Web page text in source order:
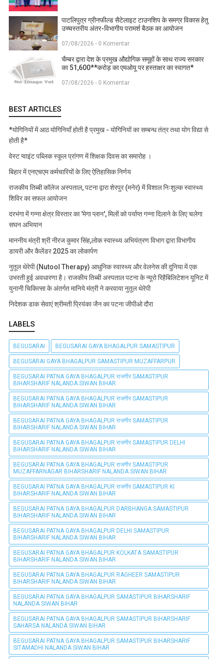
पाटलिपुत्र ग्रीनफील्ड सैटेलाइट टाउनशिप के समग्र विकास हेतु
उच्चस्तरीय अंतर-विभागीय परामर्श बैठक का आयोजन
07/08/2026 - 0 Komentar
चैम्बर द्वारा देश के प्रमुख औद्योगिक समूहों के साथ राज्य सरकार
का 51,600**करोड़ का एमओयू पर हस्ताक्षर का स्वागत*
07/08/2026 - 0 Komentar
BEST ARTICLES
*योगिनियों में आठ योगिनियाँ होती है प्रमुख - योगिनियों का सम्बन्ध तंत्र तथा योग विद्या से
होती है*
वेस्ट प्वाइंट पब्लिक स्कूल प्रांगण में शिक्षक दिवस का समारोह ।
बिहार में एनएचएम कर्मचारियों के लिए ऐतिहासिक निर्णय
राजकीय तिब्बी कॉलेज अस्पताल, पटना द्वारा शेरपुर (मनेर) में विशाल निःशुल्क स्वास्थ्य
शिविर का सफल आयोजन
दरभंगा में गन्ना क्षेत्र विस्तार का 'मेगा प्लान', मिलों को पर्याप्त गन्ना दिलाने के लिए चलेगा
सघन अभियान
माननीय मंत्री श्री नीरज कुमार सिंह,लोक स्वास्थ्य अभियंत्रण विभाग द्वारा विभागीय
डायरी और कैलेंडर 2025 का लोकार्पण
नुतूल थेरेपी (Nutool Therapy) आधुनिक स्वास्थ्य और वेलनेस की दुनिया में एक
उभरती हुई अवधारणा है। राजकीय तिब्बी अस्पताल पटना के न्यूरो रिहैबिलिटेशन यूनिट में
युनानी चिकित्सा के अंतर्गत मानिये मंत्री ने करवाया नुतूल थेरेपी
निदेशक डाक सेवाएं श्रीमती प्रियंका जैन का पटना जीपीओ दौरा
LABELS
BEGUSARAI BEGUSARAI GAYA BHAGALPUR SAMASTIPUR
BEGUSARAI GAYA BHAGALPUR SAMASTIPUR MUZAFFARPUR
BEGUSARAI PATNA GAYA BHAGALPUR राजगीर SAMASTIPUR
BIHARSHARIF NALANDA SIWAN BIHAR
BEGUSARAI PATNA GAYA BHAGALPUR राजगीर SAMASTIPUR
BIHARSHARIF NALANDA SIWAN BIHAR
BEGUSARAI PATNA GAYA BHAGALPUR राजगीर SAMASTIPUR
BIHARSHARIF NALANDA SIWAN BIHAR
BEGUSARAI PATNA GAYA BHAGALPUR राजगीर SAMASTIPUR DELHI
BIHARSHARIF NALANDA SIWAN BIHAR
BEGUSARAI PATNA GAYA BHAGALPUR राजगीर SAMASTIPUR
MUZAFFARNAGAR BIHARSHARIF NALANDA SIWAN BIHAR
BEGUSARAI PATNA GAYA BHAGALPUR राजगीर SAMASTIPUR KI
BIHARSHARIF NALANDA SIWAN BIHAR
BEGUSARAI PATNA GAYA BHAGALPUR DARBHANGA SAMASTIPUR
BIHARSHARIF NALANDA SIWAN BIHAR
BEGUSARAI PATNA GAYA BHAGALPUR DELHI SAMASTIPUR
BIHARSHARIF NALANDA SIWAN BIHAR
BEGUSARAI PATNA GAYA BHAGALPUR KOLKATA SAMASTIPUR
BIHARSHARIF NALANDA SIWAN BIHAR
BEGUSARAI PATNA GAYA BHAGALPUR RAGHEER SAMASTIPUR
BIHARSHARIF NALANDA SIWAN BIHAR
BEGUSARAI PATNA GAYA BHAGALPUR SAMASTIPUR BIHARSHARIF
NALANDA SIWAN BIHAR
BEGUSARAI PATNA GAYA BHAGALPUR SAMASTIPUR BIHARSHARIF
SAHARSA NALANDA SIWAN BIHAR
BEGUSARAI PATNA GAYA BHAGALPUR SAMASTIPUR BIHARSHARIF
SITAMADHI NALANDA SIWAN BIHAR